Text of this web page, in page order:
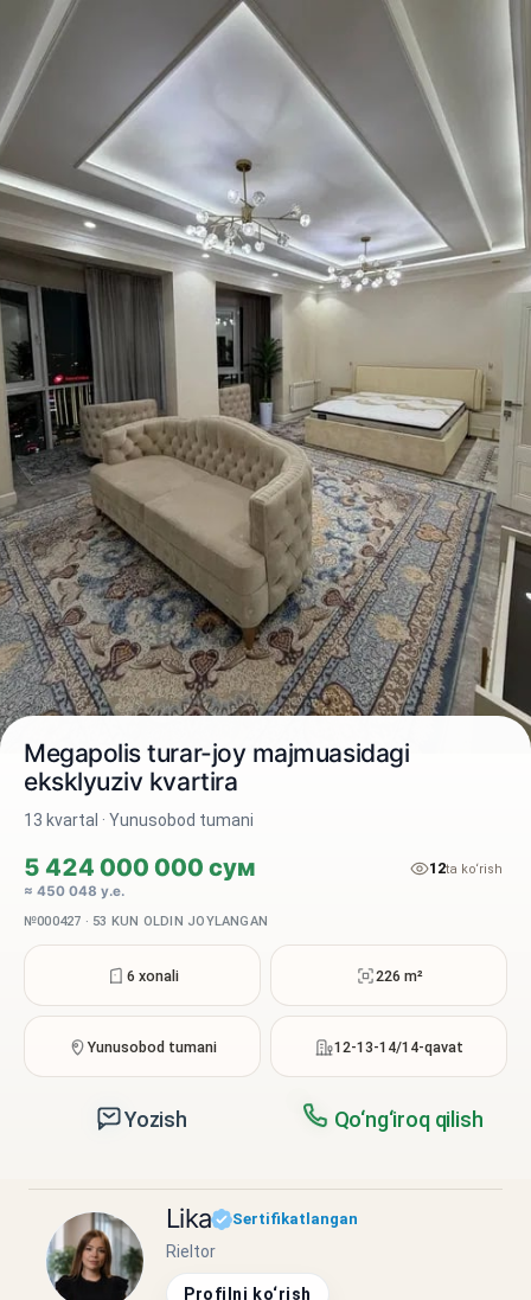
Megapolis turar-joy majmuasidagi
eksklyuziv kvartira
13 kvartal · Yunusobod tumani
5 424 000 000 сум
≈ 450 048 у.е.
12ta ko‘rish
№000427 · 53 KUN OLDIN JOYLANGAN
6 xonali 226 m²
Yunusobod tumani 12-13-14/14-qavat
Yozish Qo‘ng‘iroq qilish
Lika Sertifikatlangan
Rieltor
Profilni ko‘rish